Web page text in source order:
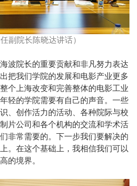
任副院长陈晓达讲话）
波院长的重要贡献和非凡努力表达
把我们学院的发展和电影产业更多
个上海改变和完善整体的电影工业
轻的学院需要有自己的声音。一些
、创作活力的活动、各种院际与校
片公司和各个机构的交流和学术活
非常需要的。下一步我们要解决的
。在这个基础上，我相信我们可以
的境界。